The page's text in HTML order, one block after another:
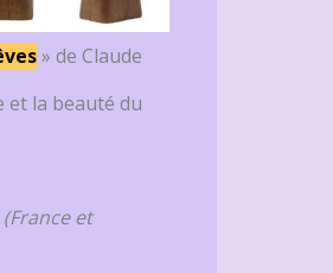
» de Claude
et la beauté du
et